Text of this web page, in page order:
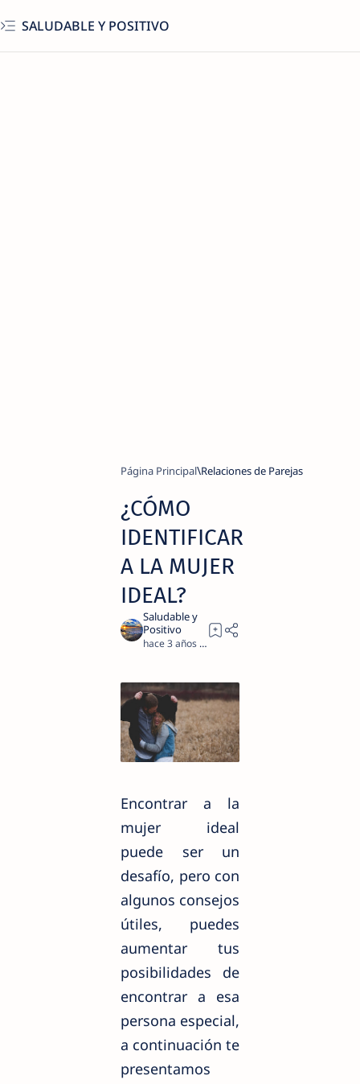
SALUDABLE Y POSITIVO
Página Principal Relaciones de Parejas
¿CÓMO
IDENTIFICAR
A LA MUJER
IDEAL?
hace 3 años 2
Encontrar a la
mujer ideal
puede ser un
desafío, pero con
algunos consejos
útiles, puedes
aumentar tus
posibilidades de
encontrar a esa
persona especial,
a continuación te
presentamos